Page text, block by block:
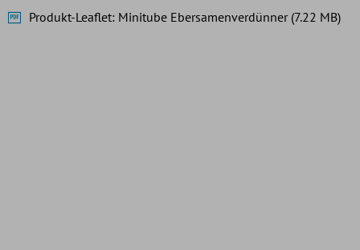
Produkt-Leaflet: Minitube Ebersamenverdünner (7.22 MB)